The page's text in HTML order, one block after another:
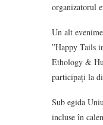
organizatorul
Un alt
”Happy Tails
Ethology &
participați la
Sub egida
incluse în